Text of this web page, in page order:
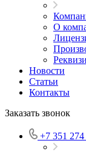
О
Новости
Статьи
Контакты
Заказать звонок
+7 351